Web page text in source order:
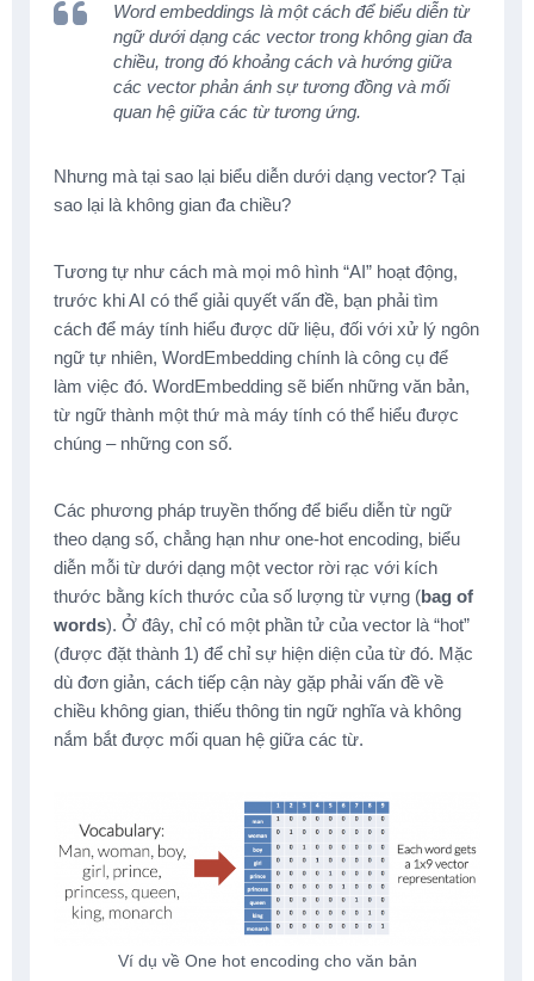
Word embeddings là một cách để biểu diễn từ
ngữ dưới dạng các vector trong không gian đa
chiều, trong đó khoảng cách và hướng giữa
các vector phản ánh sự tương đồng và mối
quan hệ giữa các từ tương ứng.
Nhưng mà tại sao lại biểu diễn dưới dạng vector? Tại
sao lại là không gian đa chiều?
Tương tự như cách mà mọi mô hình “AI” hoạt động,
trước khi AI có thể giải quyết vấn đề, bạn phải tìm
cách để máy tính hiểu được dữ liệu, đối với xử lý ngôn
ngữ tự nhiên, WordEmbedding chính là công cụ để
làm việc đó. WordEmbedding sẽ biến những văn bản,
từ ngữ thành một thứ mà máy tính có thể hiểu được
chúng – những con số.
Các phương pháp truyền thống để biểu diễn từ ngữ
theo dạng số, chẳng hạn như one-hot encoding, biểu
diễn mỗi từ dưới dạng một vector rời rạc với kích
thước bằng kích thước của số lượng từ vựng (bag of
words). Ở đây, chỉ có một phần tử của vector là “hot”
(được đặt thành 1) để chỉ sự hiện diện của từ đó. Mặc
dù đơn giản, cách tiếp cận này gặp phải vấn đề về
chiều không gian, thiếu thông tin ngữ nghĩa và không
nắm bắt được mối quan hệ giữa các từ.
Ví dụ về One hot encoding cho văn bản